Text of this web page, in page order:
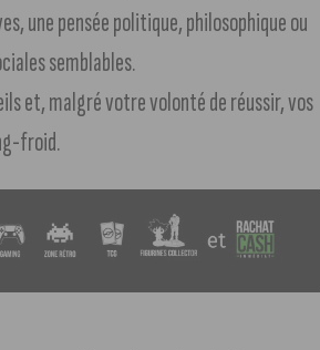
une pensée politique, philosophique ou
semblables.
et, malgré votre volonté de réussir, vos
froid.